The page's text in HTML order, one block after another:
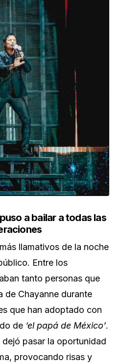
a bailar a todas las
llamativos de la noche
Entre los
tanto personas que
de Chayanne durante
que han adoptado con
de ‘el papá de México’.
pasar la oportunidad
provocando risas y